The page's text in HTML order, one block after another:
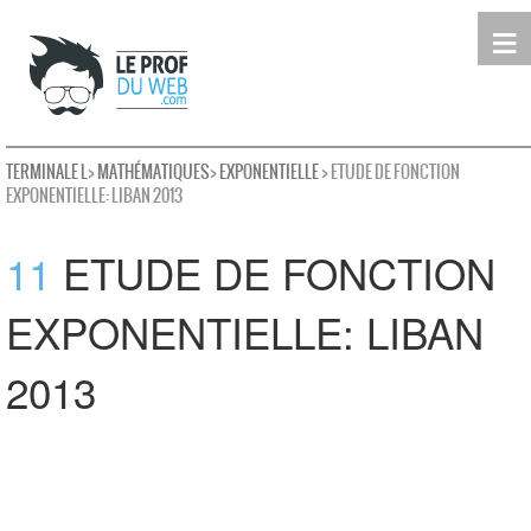
≡
leProfDuWeb
Seconde
Première
Terminale
Rechercher
TERMINALE L>MATHÉMATIQUES>EXPONENTIELLE> ETUDE DE FONCTION
EXPONENTIELLE: LIBAN 2013
11 ETUDE DE FONCTION
EXPONENTIELLE: LIBAN
2013